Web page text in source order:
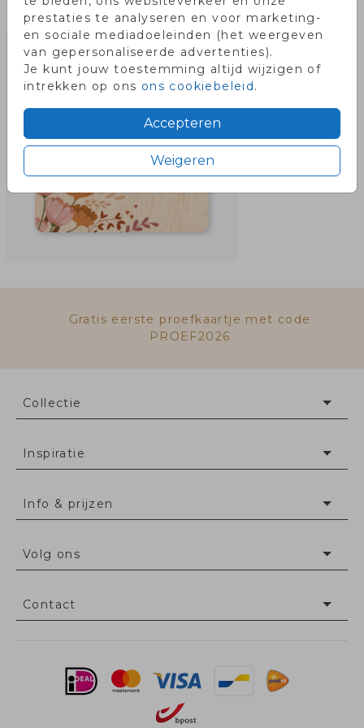
prestaties te analyseren en voor marketing-
en sociale mediadoeleinden (het weergeven
van gepersonaliseerde advertenties).
Je kunt jouw toestemming altijd wijzigen of
intrekken op ons ons cookiebeleid.
Accepteren
Weigeren
Misschien vind je dit ook leuk!
Gratis eerste proefkaartje met code
PROEF2026
Collectie
Inspiratie
Info & prijzen
Volg ons
Contact